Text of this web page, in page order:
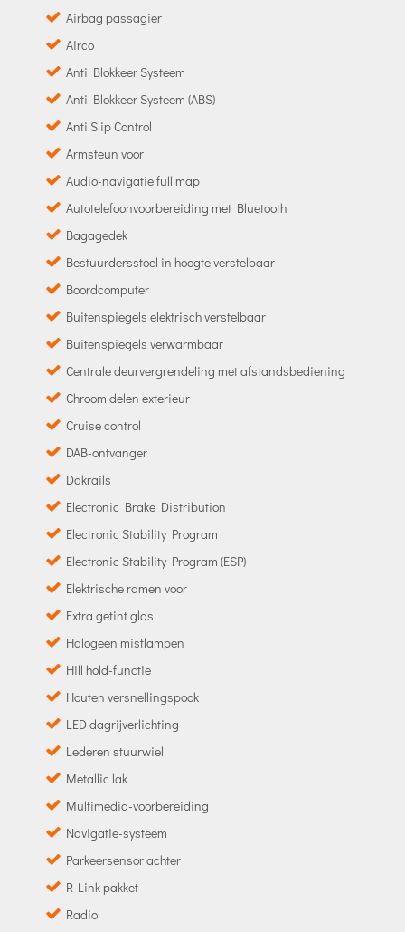
Airbag passagier
Airco
Anti Blokkeer Systeem
Anti Blokkeer Systeem (ABS)
Anti Slip Control
Armsteun voor
Audio-navigatie full map
Autotelefoonvoorbereiding met Bluetooth
Bagagedek
Bestuurdersstoel in hoogte verstelbaar
Boordcomputer
Buitenspiegels elektrisch verstelbaar
Buitenspiegels verwarmbaar
Centrale deurvergrendeling met afstandsbediening
Chroom delen exterieur
Cruise control
DAB-ontvanger
Dakrails
Electronic Brake Distribution
Electronic Stability Program
Electronic Stability Program (ESP)
Elektrische ramen voor
Extra getint glas
Halogeen mistlampen
Hill hold-functie
Houten versnellingspook
LED dagrijverlichting
Lederen stuurwiel
Metallic lak
Multimedia-voorbereiding
Navigatie-systeem
Parkeersensor achter
R-Link pakket
Radio